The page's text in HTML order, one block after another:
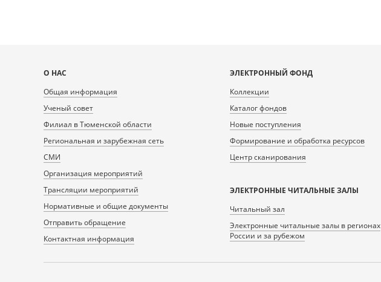
Карта
сайта
О НАС
Общая информация
Ученый совет
Филиал в Тюменской области
Региональная и зарубежная сеть
СМИ
Организация мероприятий
Трансляции мероприятий
Нормативные и общие документы
Отправить обращение
Контактная информация
ЭЛЕКТРОННЫЙ ФОНД
Коллекции
Каталог фондов
Новые поступления
Формирование и обработка ресурсов
Центр сканирования
ЭЛЕКТРОННЫЕ ЧИТАЛЬНЫЕ ЗАЛЫ
Читальный зал
Электронные читальные залы в регионах
России и за рубежом